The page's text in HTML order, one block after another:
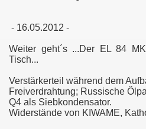
- 16.05.2012 -
Weiter geht´s ...Der EL 84
Tisch...
Verstärkerteil während dem
Freiverdrahtung; Russische
Q4 als Siebkondensator.
Widerstände von KIWAME,